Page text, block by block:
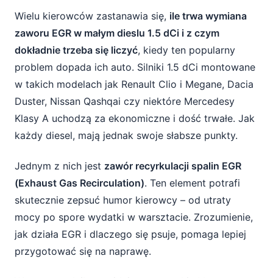
tak często się psuje?
Objawy uszkodzonego zaworu EGR – kiedy
1.5 dCi woła o pomoc?
Ile trwa wymiana zaworu EGR w 1.5 dCi?
Samodzielna wymiana EGR vs warsztat – co
się bardziej opłaca?
Koszt części – oryginał, markowy zamiennik
czy używka?
Koszt robocizny – ile za pracę mechanika?
Dodatkowe koszty przy wymianie EGR – o
Wielu kierowców zastanawia się, ile trwa wymiana
zaworu EGR w małym dieslu 1.5 dCi i z czym
dokładnie trzeba się liczyć, kiedy ten popularny
problem dopada ich auto. Silniki 1.5 dCi montowane
w takich modelach jak Renault Clio i Megane, Dacia
Duster, Nissan Qashqai czy niektóre Mercedesy
Klasy A uchodzą za ekonomiczne i dość trwałe. Jak
każdy diesel, mają jednak swoje słabsze punkty.
Jednym z nich jest zawór recyrkulacji spalin EGR
(Exhaust Gas Recirculation). Ten element potrafi
skutecznie zepsuć humor kierowcy – od utraty
mocy po spore wydatki w warsztacie. Zrozumienie,
jak działa EGR i dlaczego się psuje, pomaga lepiej
przygotować się na naprawę.